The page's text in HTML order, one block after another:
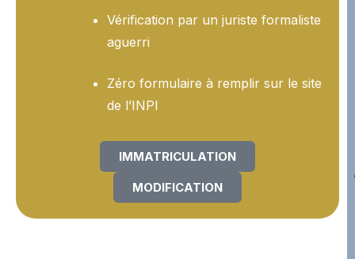
Vérification par un juriste formaliste
aguerri
Zéro formulaire à remplir sur le site
de l’INPI
IMMATRICULATION
MODIFICATION